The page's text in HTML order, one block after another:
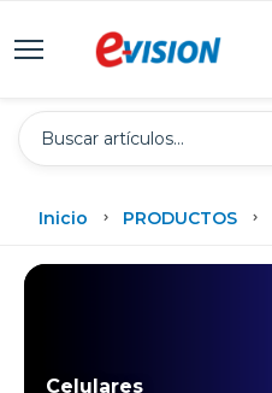
Inicio PRODUCTOS
Celulares